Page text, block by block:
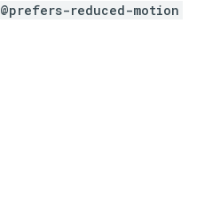
@prefers-reduced-motion